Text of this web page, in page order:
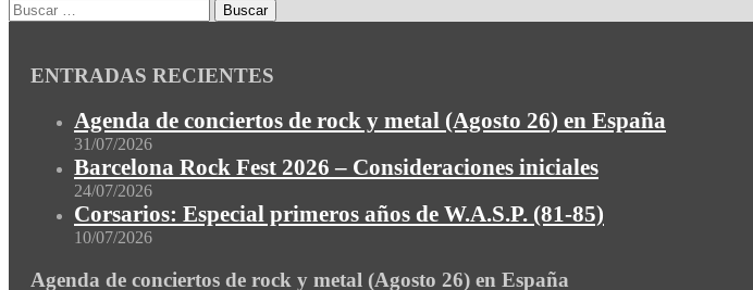
ENTRADAS RECIENTES
Agenda de conciertos de rock y metal (Agosto 26) en España
31/07/2026
Barcelona Rock Fest 2026 – Consideraciones iniciales
24/07/2026
Corsarios: Especial primeros años de W.A.S.P. (81-85)
10/07/2026
Agenda de conciertos de rock y metal (Agosto 26) en España